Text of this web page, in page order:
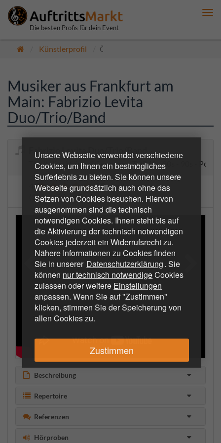
Unsere Webseite verwendet verschiedene
Cookies, um Ihnen ein bestmögliches
Surferlebnis zu bieten. Sie können unsere
Webseite grundsätzlich auch ohne das
Setzen von Cookies besuchen. Hiervon
ausgenommen sind die technisch
notwendigen Cookies. Ihnen steht bis auf
die Aktivierung der technisch notwendigen
Cookies jederzeit ein Widerrufsrecht zu.
Nähere Informationen zu Cookies finden
Sie in unserer Datenschutzerklärung. Sie
können nur technisch notwendigeCookies
zulassen oder weitere Einstellungen
anpassen. Wenn Sie auf "Zustimmen"
klicken, stimmen Sie der Speicherung von
allen Cookies zu.
Zustimmen
Die besten Profis für dein Event
Künstlerprofil Öffentlich
Musiker aus Frankfurt am
Main: Fabrizio Levita
Duo/Trio/Band
Fabrizio Levita Duo/Trio/Band
The Italian Voice of Germany - TOP40 - 80s - 90s -
4.7
3 Bewertungen
(18 bestätigte Buchungen)
Beschreibung
Repertoire
Referenzen
Hörproben